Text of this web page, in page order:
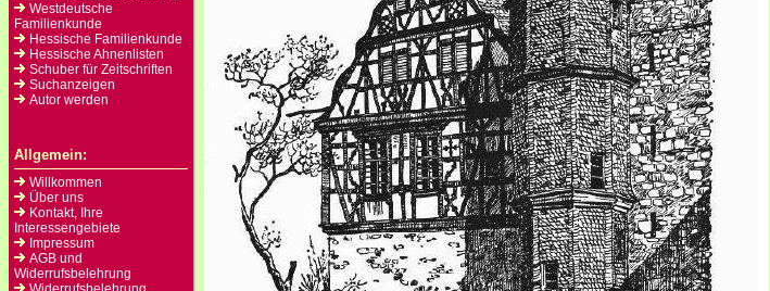
Westdeutsche
Familienkunde
Hessische Familienkunde
Hessische Ahnenlisten
Schuber für Zeitschriften
Suchanzeigen
Autor werden
Allgemein:
Willkommen
Über uns
Kontakt, Ihre
Interessengebiete
Impressum
AGB und
Widerrufsbelehrung